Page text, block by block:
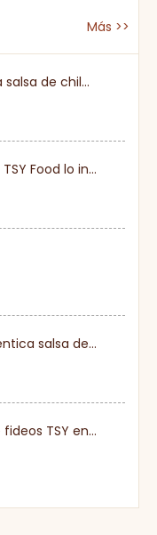
Más >>
¿Cuánto tiempo dura la salsa de chile dulce una vez que se abre?
Guangdong Zhongshan TSY Food lo invita sinceramente a visitar la Exposición Gulfood de Dubai 2026
TSY Food presenta auténtica salsa de soja en SIAL PARIS 2024
Fabricante premium de fideos TSY en Guangdong